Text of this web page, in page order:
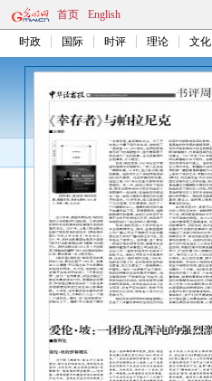
首页 English
时政 国际 时评 理论 文化